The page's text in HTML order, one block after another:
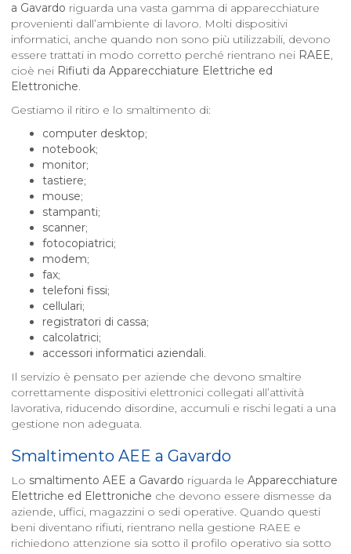
a Gavardo riguarda una vasta gamma di apparecchiature
provenienti dall’ambiente di lavoro. Molti dispositivi
informatici, anche quando non sono più utilizzabili, devono
essere trattati in modo corretto perché rientrano nei RAEE,
cioè nei Rifiuti da Apparecchiature Elettriche ed
Elettroniche.
Gestiamo il ritiro e lo smaltimento di:
computer desktop;
notebook;
monitor;
tastiere;
mouse;
stampanti;
scanner;
fotocopiatrici;
modem;
fax;
telefoni fissi;
cellulari;
registratori di cassa;
calcolatrici;
accessori informatici aziendali.
Il servizio è pensato per aziende che devono smaltire
correttamente dispositivi elettronici collegati all’attività
lavorativa, riducendo disordine, accumuli e rischi legati a una
gestione non adeguata.
Smaltimento AEE a Gavardo
Lo smaltimento AEE a Gavardo riguarda le Apparecchiature
Elettriche ed Elettroniche che devono essere dismesse da
aziende, uffici, magazzini o sedi operative. Quando questi
beni diventano rifiuti, rientrano nella gestione RAEE e
richiedono attenzione sia sotto il profilo operativo sia sotto